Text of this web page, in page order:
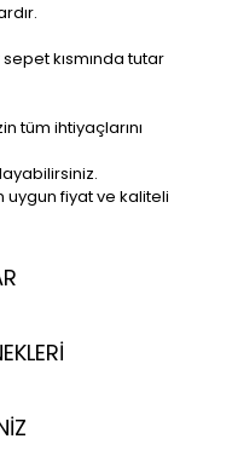
kısmında tutar
tüm ihtiyaçlarını
uygun fiyat ve kaliteli